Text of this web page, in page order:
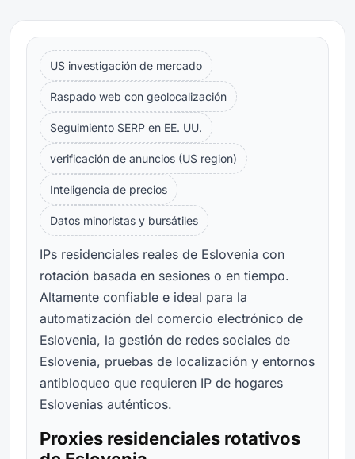
US investigación de mercado
Raspado web con geolocalización
Seguimiento SERP en EE. UU.
verificación de anuncios (US region)
Inteligencia de precios
Datos minoristas y bursátiles
IPs residenciales reales de Eslovenia con
rotación basada en sesiones o en tiempo.
Altamente confiable e ideal para la
automatización del comercio electrónico de
Eslovenia, la gestión de redes sociales de
Eslovenia, pruebas de localización y entornos
antibloqueo que requieren IP de hogares
Eslovenias auténticos.
Proxies residenciales rotativos